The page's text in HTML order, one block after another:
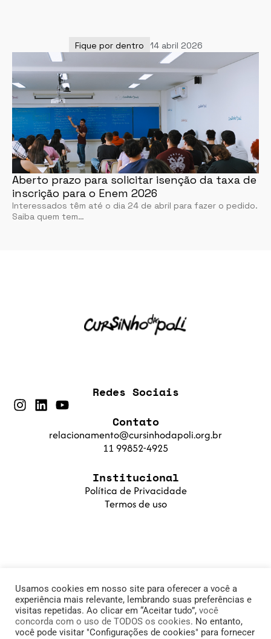
Fique por dentro 14 abril 2026
Aberto prazo para solicitar isenção da taxa de
inscrição para o Enem 2026
Interessados têm até o dia 24 de abril para fazer o pedido.
Saiba quem tem…
Institucional
Política de Privacidade
Termos de uso
Contato
relacionamento@cursinhodapoli.org.br
11 99852-4925
Redes Sociais
© 2025 Cursinho da Poli. Fundação PoliSaber |
Usamos cookies em nosso site para oferecer a você a
experiência mais relevante, lembrando suas preferências e
visitas repetidas. Ao clicar em “Aceitar tudo”, você
concorda com o uso de TODOS os cookies. No entanto,
você pode visitar "Configurações de cookies" para fornecer